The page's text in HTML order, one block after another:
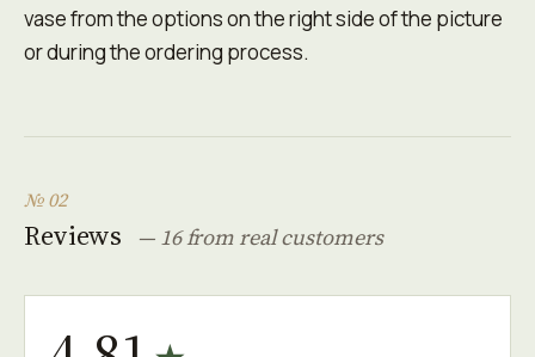
vase from the options on the right side of the picture
or during the ordering process.
№ 02
Reviews — 16 from real customers